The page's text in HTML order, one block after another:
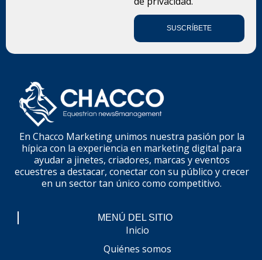
SUSCRÍBETE
En Chacco Marketing unimos nuestra pasión por la
hípica con la experiencia en marketing digital para
ayudar a jinetes, criadores, marcas y eventos
ecuestres a destacar, conectar con su público y crecer
en un sector tan único como competitivo.
MENÚ DEL SITIO
Inicio
Quiénes somos